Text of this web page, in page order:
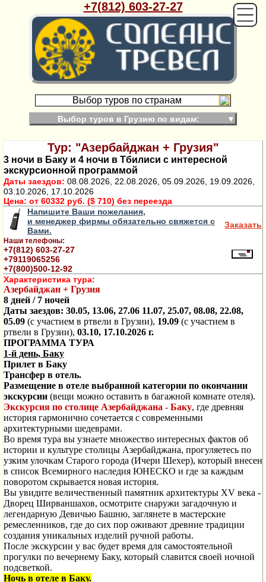
+7(812) 603-27-27
Выбор туров по странам
Выбор туров в Грузию по видам: ▼
Тур: "Азербайджан + Грузия"
3 ночи в Баку и 4 ночи в Тбилиси с интересной
экскурсионной программой
Даты заездов: 08.08.2026, 22.08.2026, 05.09.2026, 19.09.2026,
03.10.2026, 17.10.2026
Цена: от 60332 руб. ($ 710) без переезда
Напишите Ваши пожелания,
и менеджер фирмы обязательно свяжется с
Вами.
Наши телефоны:
+7(812) 603-27-27
+79119065256
+7(800)500-12-92
Заказать
Характеристика тура:
Азербайджан + Грузия
8 дней / 7 ночей
Даты заездов: 30.05, 13.06, 27.06 11.07, 25.07, 08.08, 22.08,
05.09 (с участием в ртвели в Грузии), 19.09 (с участием в
ртвели в Грузии), 03.10, 17.10.2026 г.
ПРОГРАММА ТУРА
1-й день, Баку
Прилет в Баку
Трансфер в отель.
Размещение в отеле выбранной категории по окончании
экскурсии (вещи можно оставить в багажной комнате отеля).
Экскурсия по столице Азербайджана - Баку, где древняя
история гармонично сочетается с современными
архитектурными шедеврами.
Во время тура вы узнаете множество интересных фактов об
истории и культуре столицы Азербайджана, прогуляетесь по
узким улочкам Старого города (Ичери Шехер), который внесен
в список Всемирного наследия ЮНЕСКО и где за каждым
поворотом скрывается новая история.
Вы увидите величественный памятник архитектуры XV века -
Дворец Ширваншахов, осмотрите снаружи загадочную и
легендарную Девичью Башню, заглянете в мастерские
ремесленников, где до сих пор оживают древние традиции
создания уникальных изделий ручной работы.
После экскурсии у вас будет время для самостоятельной
прогулки по вечернему Баку, который славится своей ночной
подсветкой.
Ночь в отеле в Баку.